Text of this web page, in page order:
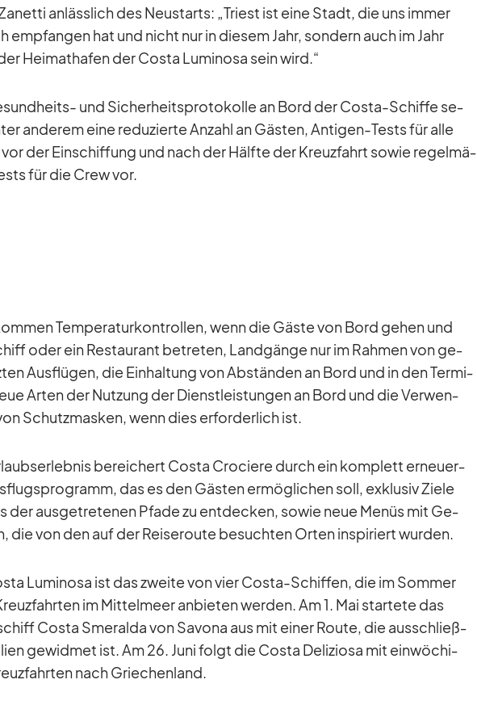
an­läss­lich des Neu­starts: „Tri­est ist eine Stadt, die uns im­mer
emp­fan­gen hat und nicht nur in die­sem Jahr, son­dern auch im Jahr
Hei­mat­ha­fen der Costa Lu­mi­nosa sein wird.“
und Si­cher­heits­pro­to­kolle an Bord der Costa-Schiffe se­
an­de­rem eine re­du­zierte An­zahl an Gäs­ten, An­ti­gen-Tests für alle
der Ein­schif­fung und nach der Hälfte der Kreuz­fahrt so­wie re­gel­mä­
für die Crew vor.
Tem­pe­ra­tur­kon­trol­len, wenn die Gäste von Bord ge­hen und
oder ein Re­stau­rant be­tre­ten, Land­gänge nur im Rah­men von ge­
Aus­flü­gen, die Ein­hal­tung von Ab­stän­den an Bord und in den Ter­mi­
Ar­ten der Nut­zung der Dienst­leis­tun­gen an Bord und die Ver­wen­
Schutz­mas­ken, wenn dies er­for­der­lich ist.
be­rei­chert Costa Cro­ciere durch ein kom­plett er­neu­er­
das es den Gäs­ten er­mög­li­chen soll, ex­klu­siv Ziele
der aus­ge­tre­te­nen Pfade zu ent­de­cken, so­wie neue Me­nüs mit Ge­
die von den auf der Rei­se­route be­such­ten Or­ten in­spi­riert wur­den.
Lu­mi­nosa ist das zweite von vier Costa-Schif­fen, die im Som­mer
im Mit­tel­meer an­bie­ten wer­den. Am 1. Mai star­tete das
Costa Sme­ralda von Sa­vona aus mit ei­ner Route, die aus­schließ­
ge­wid­met ist. Am 26. Juni folgt die Costa De­li­ziosa mit ein­wö­chi­
nach Grie­chen­land.